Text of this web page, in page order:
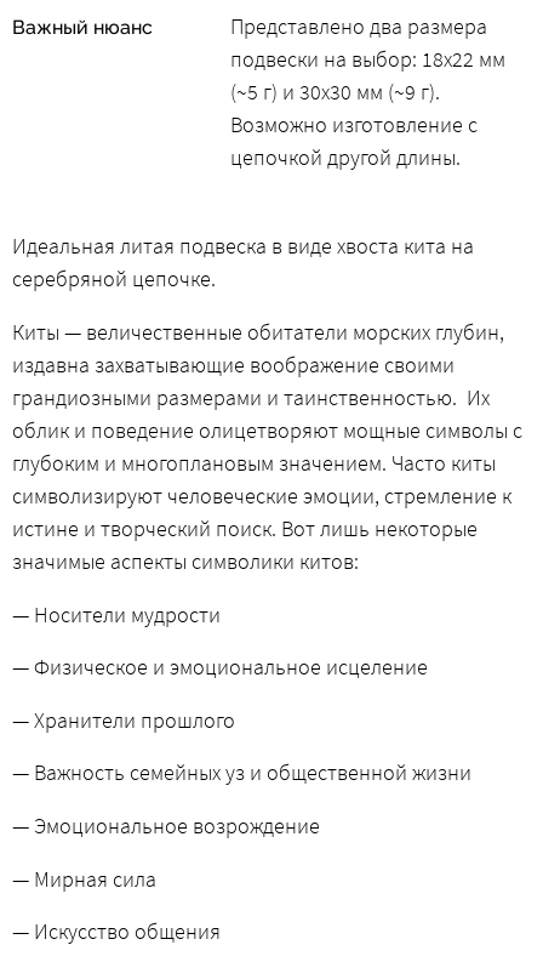
Важный нюанс
Представлено два размера
подвески на выбор: 18х22 мм
(~5 г) и 30х30 мм (~9 г).
Возможно изготовление с
цепочкой другой длины.
Идеальная литая подвеска в виде хвоста кита на
серебряной цепочке.
Киты — величественные обитатели морских глубин,
издавна захватывающие воображение своими
грандиозными размерами и таинственностью. Их
облик и поведение олицетворяют мощные символы с
глубоким и многоплановым значением. Часто киты
символизируют человеческие эмоции, стремление к
истине и творческий поиск. Вот лишь некоторые
значимые аспекты символики китов:
— Носители мудрости
— Физическое и эмоциональное исцеление
— Хранители прошлого
— Важность семейных уз и общественной жизни
— Эмоциональное возрождение
— Мирная сила
— Искусство общения